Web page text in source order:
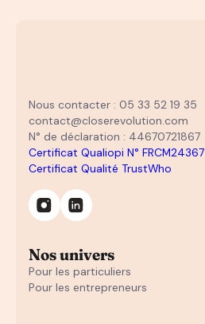
Nous contacter : 05 33 52 19 35
contact@closerevolution.com
N° de déclaration : 44670721867
Certificat Qualiopi N° FRCM24367
Certificat Qualité TrustWho
Nos univers
Pour les particuliers
Pour les entrepreneurs